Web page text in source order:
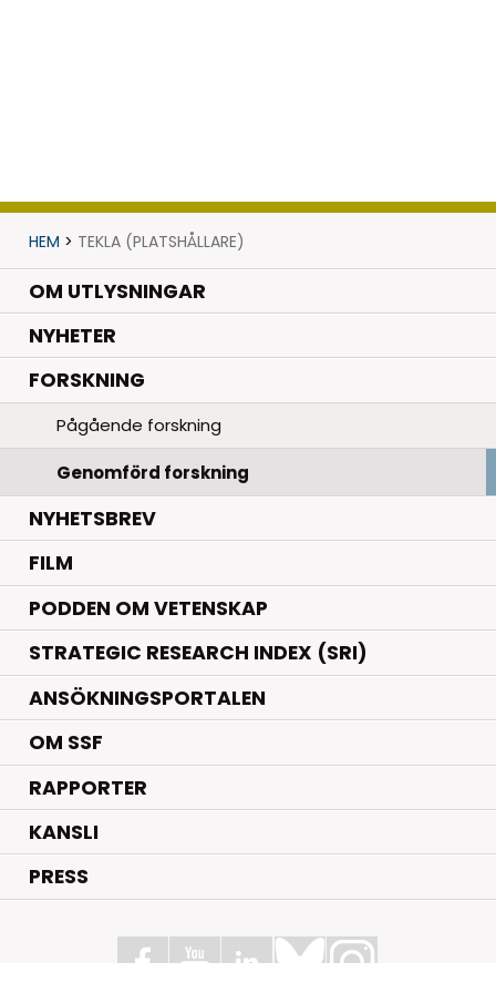
HEM > TEKLA (PLATSHÅLLARE)
OM UTLYSNINGAR
NYHETER.
FORSKNING.
Pågående forskning
Genomförd forskning
NYHETSBREV
FILM
PODDEN OM VETENSKAP
STRATEGIC RESEARCH INDEX (SRI)
ANSÖKNINGSPORTALEN
OM SSF
RAPPORTER
KANSLI
PRESS